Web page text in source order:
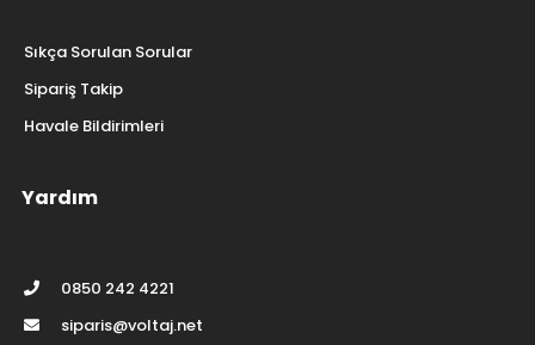
Sıkça Sorulan Sorular
Sipariş Takip
Havale Bildirimleri
Yardım
0850 242 4221
siparis@voltaj.net